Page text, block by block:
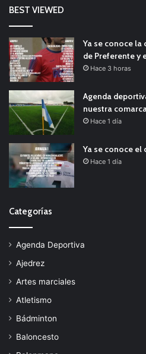
BEST VIEWED
Ya se conoce la
de Preferente y
Hace 3 horas
Agenda
nuestra
Hace 1 día
Ya se conoce el
Hace 1 día
Categorías
Agenda Deportiva
Ajedrez
Artes marciales
Atletismo
Bádminton
Baloncesto